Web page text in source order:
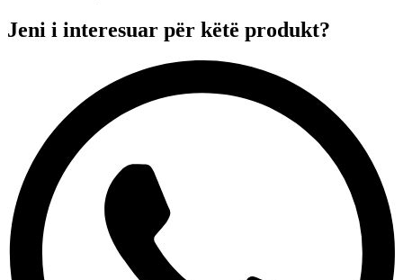
Jeni i interesuar për këtë produkt?